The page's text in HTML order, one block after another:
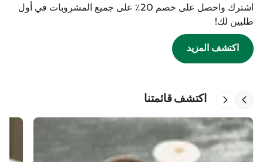
اشترك واحصل على خصم 20٪ على جميع المشروبات في أول
طلبين لك!
اكتشف المزيد
اكتشف قائمتنا